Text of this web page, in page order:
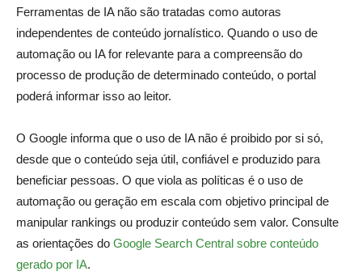
Ferramentas de IA não são tratadas como autoras
independentes de conteúdo jornalístico. Quando o uso de
automação ou IA for relevante para a compreensão do
processo de produção de determinado conteúdo, o portal
poderá informar isso ao leitor.
O Google informa que o uso de IA não é proibido por si só,
desde que o conteúdo seja útil, confiável e produzido para
beneficiar pessoas. O que viola as políticas é o uso de
automação ou geração em escala com objetivo principal de
manipular rankings ou produzir conteúdo sem valor. Consulte
as orientações do Google Search Central sobre conteúdo
gerado por IA.